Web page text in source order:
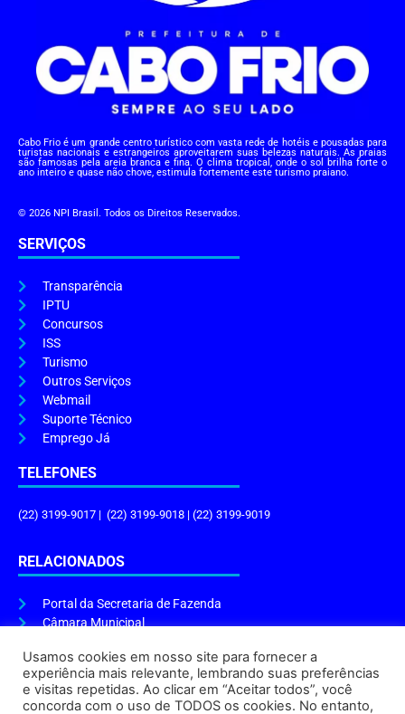
Cabo Frio é um grande centro turístico com vasta rede de hotéis e pousadas para
turistas nacionais e estrangeiros aproveitarem suas belezas naturais. As praias
são famosas pela areia branca e fina. O clima tropical, onde o sol brilha forte o
ano inteiro e quase não chove, estimula fortemente este turismo praiano.
© 2026 NPI Brasil. Todos os Direitos Reservados.
SERVIÇOS
Transparência
IPTU
Concursos
ISS
Turismo
Outros Serviços
Webmail
Suporte Técnico
Emprego Já
TELEFONES
(22) 3199-9017 | (22) 3199-9018 | (22) 3199-9019
RELACIONADOS
Portal da Secretaria de Fazenda
Câmara Municipal
ENDEREÇO E HORÁRIO
Usamos cookies em nosso site para fornecer a
experiência mais relevante, lembrando suas preferências
e visitas repetidas. Ao clicar em “Aceitar todos”, você
concorda com o uso de TODOS os cookies. No entanto,